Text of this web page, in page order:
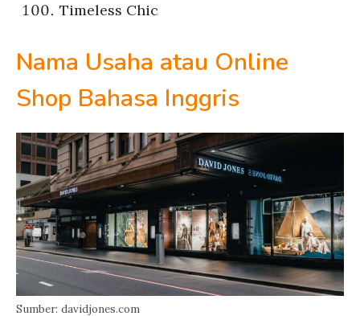
Timeless Chic
Nama Usaha atau Online
Shop Bahasa Inggris
Sumber: davidjones.com